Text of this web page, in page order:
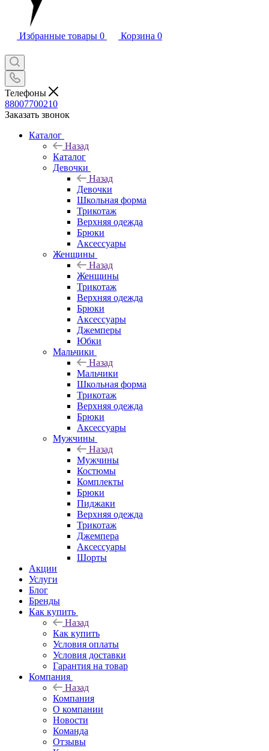
Избранные товары 0 Корзина 0
Телефоны
88007700210
Заказать звонок
Каталог
Назад
Каталог
Девочки
Назад
Девочки
Школьная форма
Трикотаж
Верхняя одежда
Брюки
Аксессуары
Женщины
Назад
Женщины
Трикотаж
Верхняя одежда
Брюки
Аксессуары
Джемперы
Юбки
Мальчики
Назад
Мальчики
Школьная форма
Трикотаж
Верхняя одежда
Брюки
Аксессуары
Мужчины
Назад
Мужчины
Костюмы
Комплекты
Брюки
Пиджаки
Верхняя одежда
Трикотаж
Джемпера
Аксессуары
Шорты
Акции
Услуги
Блог
Бренды
Как купить
Назад
Как купить
Условия оплаты
Условия доставки
Гарантия на товар
Компания
Назад
Компания
О компании
Новости
Команда
Отзывы